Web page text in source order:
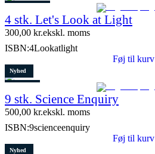
4 stk. Let's Look at Light
300,00 kr.ekskl. moms
ISBN:4Lookatlight
Føj til kurv
Nyhed
10 stk. tilbage
9 stk. Science Enquiry
500,00 kr.ekskl. moms
ISBN:9scienceenquiry
Føj til kurv
Nyhed